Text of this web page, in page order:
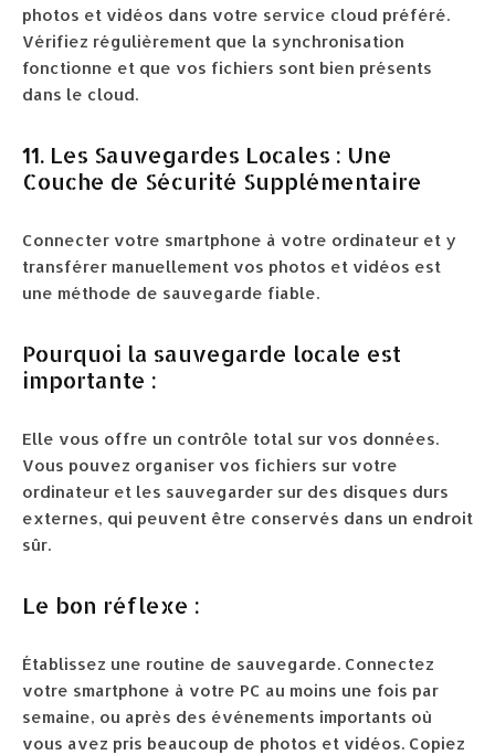
photos et vidéos dans votre service cloud préféré.
Vérifiez régulièrement que la synchronisation
fonctionne et que vos fichiers sont bien présents
dans le cloud.
11. Les Sauvegardes Locales : Une
Couche de Sécurité Supplémentaire
Connecter votre smartphone à votre ordinateur et y
transférer manuellement vos photos et vidéos est
une méthode de sauvegarde fiable.
Pourquoi la sauvegarde locale est
importante :
Elle vous offre un contrôle total sur vos données.
Vous pouvez organiser vos fichiers sur votre
ordinateur et les sauvegarder sur des disques durs
externes, qui peuvent être conservés dans un endroit
sûr.
Le bon réflexe :
Établissez une routine de sauvegarde. Connectez
votre smartphone à votre PC au moins une fois par
semaine, ou après des événements importants où
vous avez pris beaucoup de photos et vidéos. Copiez